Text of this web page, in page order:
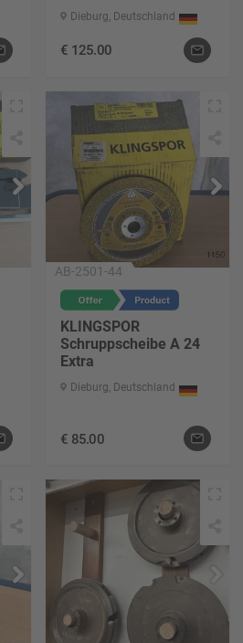
Dieburg, Deutschland
€ 125.00
AB-2501-44
KLINGSPOR
Schruppscheibe A 24
Extra
Dieburg, Deutschland
€ 85.00